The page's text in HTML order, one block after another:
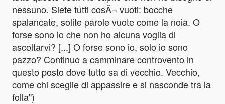
nessuno. Siete tutti cosÃ¬ vuoti: bocche
spalancate, solite parole vuote come la noia. O
forse sono io che non ho alcuna voglia di
ascoltarvi? [...] O forse sono io, solo io sono
pazzo? Continuo a camminare controvento in
questo posto dove tutto sa di vecchio. Vecchio,
come chi sceglie di appassire e si nasconde tra la
folla")